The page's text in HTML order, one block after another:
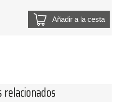
Añadir a la cesta